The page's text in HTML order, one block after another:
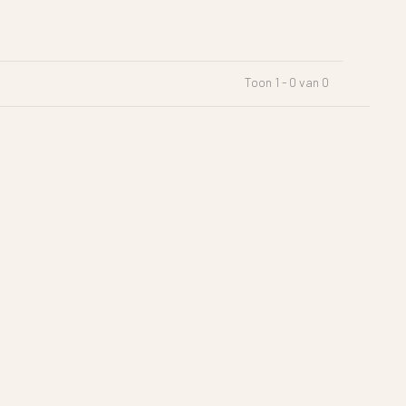
Toon 1 - 0 van 0